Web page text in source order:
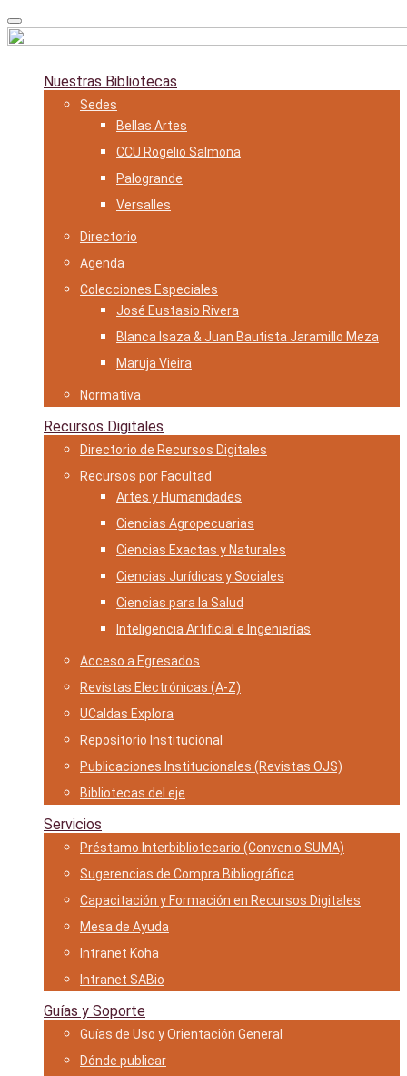
Skip
to
content
Nuestras Bibliotecas
Sedes
Bellas Artes
CCU Rogelio Salmona
Palogrande
Versalles
Directorio
Agenda
Colecciones Especiales
José Eustasio Rivera
Blanca Isaza & Juan Bautista Jaramillo Meza
Maruja Vieira
Normativa
Recursos Digitales
Directorio de Recursos Digitales
Recursos por Facultad
Artes y Humanidades
Ciencias Agropecuarias
Ciencias Exactas y Naturales
Ciencias Jurídicas y Sociales
Ciencias para la Salud
Inteligencia Artificial e Ingenierías
Acceso a Egresados
Revistas Electrónicas (A-Z)
UCaldas Explora
Repositorio Institucional
Publicaciones Institucionales (Revistas OJS)
Bibliotecas del eje
Servicios
Préstamo Interbibliotecario (Convenio SUMA)
Sugerencias de Compra Bibliográfica
Capacitación y Formación en Recursos Digitales
Mesa de Ayuda
Intranet Koha
Intranet SABio
Guías y Soporte
Guías de Uso y Orientación General
Dónde publicar